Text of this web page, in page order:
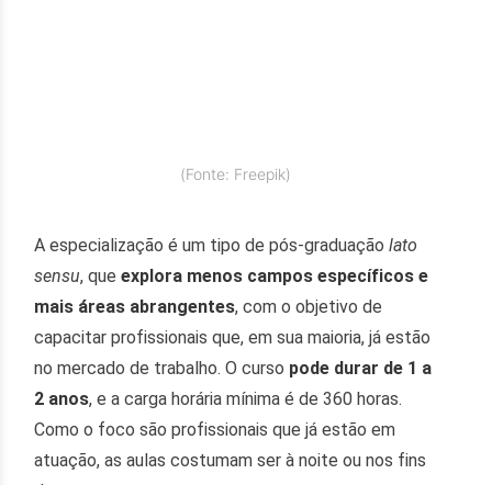
(Fonte: Freepik)
A especialização é um tipo de pós-graduaçãolato
sensu, queexplora menos campos específicos e
mais áreas abrangentes, com o objetivo de
capacitar profissionais que, em sua maioria, já estão
no mercado de trabalho. O curso pode durar de 1 a
2 anos, e a carga horária mínima é de 360 horas.
Como o foco são profissionais que já estão em
atuação, as aulas costumam ser à noite ou nos fins